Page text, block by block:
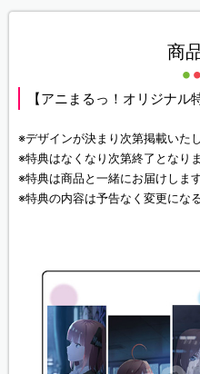
商
【アニまるっ！オリジナ
※デザインが決まり次第掲載いたし
※特典はなくなり次第終了となりま
※特典は商品と一緒にお届けします
※特典の内容は予告なく変更にな